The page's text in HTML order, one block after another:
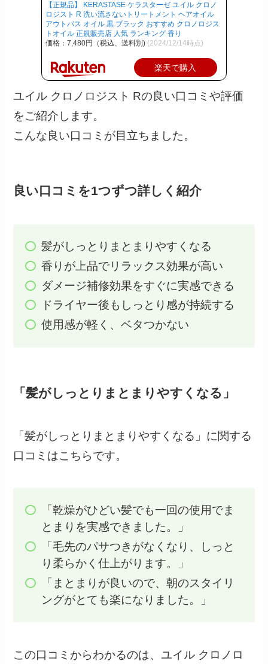
【正規品】 KERASTASE ケラスターゼ ユイル クロノ
ロジスト R 洗い流さないトリートメント ヘアオイル
アウトバス オイル 黒 ブラック おすすめ クロノロジス
トオイル 正規販売店 人気 ランキング 香り
価格：7,480円（税込、送料別) (2024/12/14時点)
楽天で購入
ユイル クロノロジスト Rの良い口コミや評価
をご紹介します。
こんな良い口コミが目立ちました。
良い口コミを1つずつ詳しく紹介
髪がしっとりまとまりやすくなる
香りが上品でリラックス効果が高い
ダメージ補修効果をすぐに実感できる
ドライヤー後もしっとり感が持続する
使用感が軽く、ベタつかない
「髪がしっとりまとまりやすくなる」
「髪がしっとりまとまりやすくなる」に関する
口コミはこちらです。
「乾燥がひどい髪でも一回の使用でま
とまりを実感できました。」
「毛先のパサつきがなくなり、しっと
り柔らかく仕上がります。」
「まとまりが良いので、朝のスタイリ
ングがとても楽になりました。」
この口コミからわかるのは、ユイル クロノロ